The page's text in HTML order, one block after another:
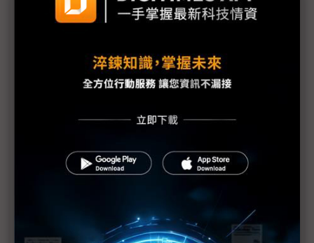
議題精選－保時捷獲利崩跌「三大元兇」浮
成本「三大元兇」浮現
保時捷Cayenne S Electric亮相 導入SiC與油冷技術
打造純電性能
成本與技術雙重失速 歐洲電池自主戰略面臨瓦解危